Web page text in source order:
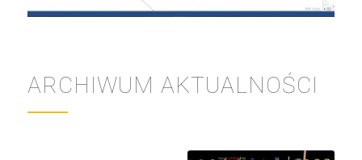
ARCHIWUM AKTUALNOŚCI